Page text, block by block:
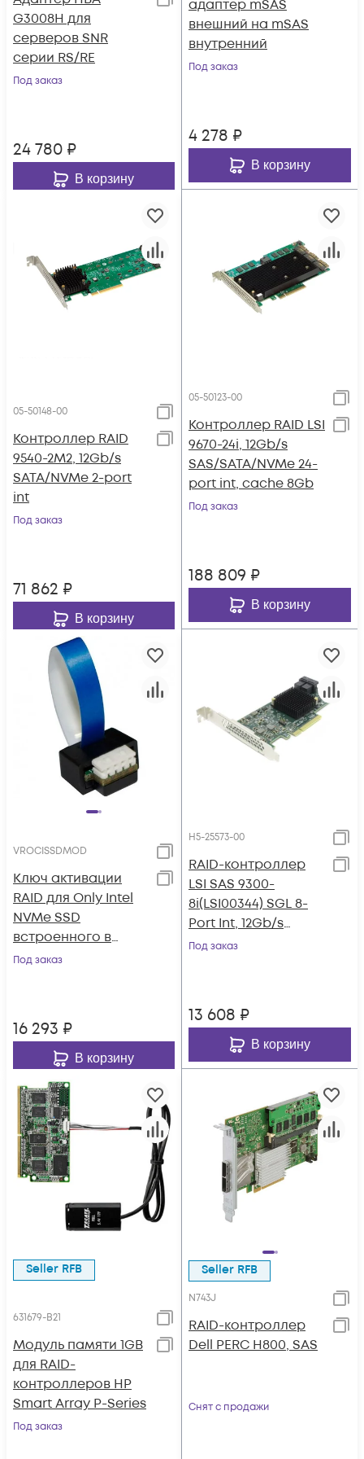
G3008H для
серверов SNR
серии RS/RE
Под заказ
24 780 ₽
В корзину
адаптер mSAS
внешний на mSAS
внутренний
Под заказ
4 278 ₽
В корзину
05-50148-00
Контроллер RAID
9540-2M2, 12Gb/s
SATA/NVMe 2-port
int
Под заказ
71 862 ₽
В корзину
05-50123-00
Контроллер RAID LSI
9670-24i, 12Gb/s
SAS/SATA/NVMe 24-
port int, cache 8Gb
Под заказ
188 809 ₽
В корзину
VROCISSDMOD
Ключ активации
RAID для Only Intel
NVMe SSD
встроенного в
процессоры Intel
Под заказ
16 293 ₽
В корзину
H5-25573-00
RAID-контроллер
LSI SAS 9300-
8i(LSI00344) SGL 8-
Port Int, 12Gb/s
SATA+SAS, PCIe 3.0
Под заказ
13 608 ₽
В корзину
Seller RFB
631679-B21
Модуль памяти 1GB
для RAID-
контроллеров HP
Smart Array P-Series
Под заказ
Seller RFB
N743J
RAID-контроллер
Dell PERC H800, SAS
Снят с продажи